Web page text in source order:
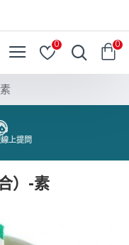
0 0
上提問
）-素